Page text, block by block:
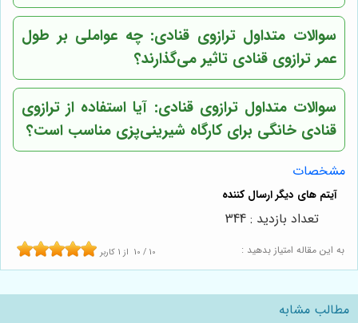
سوالات متداول ترازوی قنادی: چه عواملی بر طول
عمر ترازوی قنادی تاثیر می‌گذارند؟
سوالات متداول ترازوی قنادی: آیا استفاده از ترازوی
قنادی خانگی برای کارگاه شیرینی‌پزی مناسب است؟
مشخصات
به این مقاله امتیاز بدهید : 10 / 10 از 1 کاربر
تعداد بازدید : 344
مطالب مشابه